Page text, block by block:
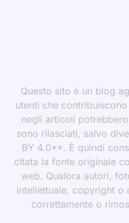
Questo sito è un blog
utenti che
negli articoli
sono rilasciati, salvo
BY 4.0**. È quindi
citata la fonte originale
web. Qualora autori,
intellettuale, copyright o
correttamente o